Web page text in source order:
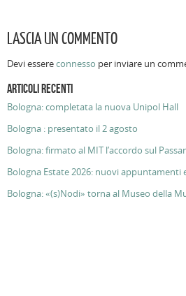
LASCIA UN COMMENTO
Devi essereconnesso per inviare un
ARTICOLI RECENTI
Bologna: completata la nuova Unipol Hall
Bologna : presentato il 2 agosto
Bologna: firmato al MIT l’accordo sul
Bologna Estate 2026: nuovi appuntamenti
Bologna: «(s)Nodi» torna al Museo della